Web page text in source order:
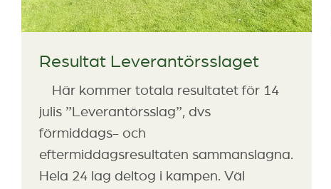
Resultat Leverantörsslaget
Här kommer totala resultatet för 14
julis ”Leverantörsslag”, dvs
förmiddags- och
eftermiddagsresultaten sammanslagna.
Hela 24 lag deltog i kampen. Väl